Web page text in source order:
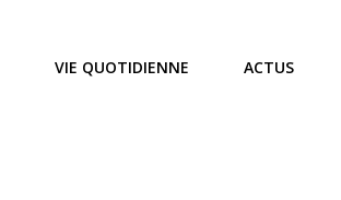
VIE QUOTIDIENNE ACTUS